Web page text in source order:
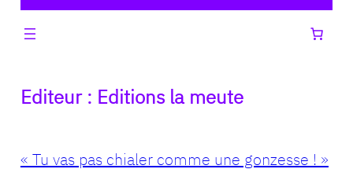
Editeur : Editions la meute
« Tu vas pas chialer comme une gonzesse ! »